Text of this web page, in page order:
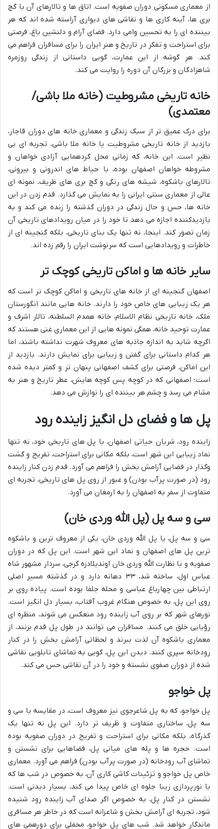
از معماری مسکونی دوران صفویه است. اتاق ها و تالارهای آن با گچ
بری ها، آینه کاری ها و نقاشی های دیواری آراسته شده اند که هر
بیننده ای را به تحسین وامی دارد. فضای آرام و دلنشین باغ، فرصتی
برای استراحت و تفکر در تاریخ و هنر ایران را برای مسافران فراهم می
کند. هر گوشه از این عمارت، گویی داستانی از زندگی روزمره
شاهزادگان و بزرگان آن دوره را روایت می کند.
خانه تاریخی مشروطیت (خانه ملا باشی/
معتمدی)
برای درک عمیق تر از سبک زندگی و معماری خانه های دوران قاجار،
بازدید از خانه تاریخی مشروطیت یا خانه ملا باشی، تجربه ای بی
نظیر است. این خانه، که زمانی محل گردهمایی آزادی خواهان و
مشروطه خواهان اصفهان بوده، با حیاط های اندرونی و بیرونی،
تالارهای باشکوه، شیشه های رنگی و گچ بری های ظریف، نمونه ای
عالی از معماری سنتی ایرانی را به نمایش می گذارد. قدم زدن در این
خانه ها، حس و حال زندگی در دوران گذشته را زنده می کند و به
بازدیدکننده اجازه می دهد تا خود را در میان رویدادهای تاریخی آن
زمان تصور کند. اینجا، نه تنها یک بنای تاریخی، بلکه گنجینه ای از
خاطرات و رویدادهایی است که سرنوشت ایران را رقم زده اند.
سایر خانه ها و اماکن تاریخی کوچک تر
اصفهان گنجینه ای از خانه های تاریخی و اماکن کوچک تر است که
هر یک زیبایی های خاص خود را دارند. خانه هایی مانند انگورستان
ملک، خانه تاریخی نظام الاسلام، خانه همدم السلطنه، تالار اشرف و
عمارت توحید خانه، همگی نمونه هایی از این معماری غنی هستند که
اگرچه شاید به اندازه جاذبه های معروف شهرت نداشته باشند، اما
هر کدام داستانی برای گفتن و زیبایی برای نمایش دارند. بازدید از
این اماکن، فرصتی برای کشف اصفهانی پنهان تر و کمتر دیده شده
است؛ اصفهانی که در کوچه پس کوچه هایش، عطر تاریخ و هنر به
مشام می رسد و چشم هر بیننده ای را نوازش می دهد.
پل ها و فضای دل انگیز زاینده رود
زاینده رود، شریان حیاتی اصفهان، با پل های تاریخی خود، نه تنها
نماد زیبایی این شهر است، بلکه مکانی برای استراحت، تفریح و گشت
وگذار در فضایی آرامش بخش را فراهم می آورد. قدم زدن کنار زاینده
رود (در صورت پرآب بودن) و عبور از روی پل های تاریخی، تجربه ای
متفاوت از سفر به اصفهان را به ارمغان می آورد.
سی و سه پل (پل الله وردی خان)
سی و سه پل، یا پل الله وردی خان، یکی از معروف ترین و باشکوه
ترین پل های اصفهان و نماد این شهر است. این پل که در دوران
صفویه و با نظارت الله وردی خان اوندیلادزه گرجی، سردار مشهور شاه
عباس اول، ساخته شد، ۳۳ دهانه دارد و در گذشته مسیر اصلی
ارتباطی بین چهارباغ عباسی و محله جلفا بوده است. پیاده روی بر
روی این پل، به خصوص هنگام غروب آفتاب، بسیار دل انگیز است.
نورهای شهر که بر روی آب زاینده رود منعکس می شوند، منظره ای
رؤیایی خلق می کنند. مسافران می توانند در طول پل قدم بزنند، از
معماری باشکوه آن لذت ببرند و لحظاتی آرامش بخش را در کنار
رودخانه سپری کنند. دیدن این پل، گویی به تماشای تابلویی نقاشی
شده از دوران صفوی نشسته و خود را در آن نقاشی حس می کند.
پل خواجو
پل خواجو، که به پل شاعرجوی نیز معروف است، در مقایسه با سی و
سه پل، ساختاری متفاوت و ظریف تر دارد. این پل نه تنها یک
گذرگاه، بلکه مکانی برای استراحت و تفریح در دوران صفویه بوده
است. حجره ها و پله های میانی پل، فضاهایی برای نشستن و
تماشای آب رودخانه (در صورت پرآب بودن) فراهم می آورد. معماری
خاص پل خواجو و تزئینات کاشی کاری آن، به خصوص در شب ها که
با نورپردازی زیبا جلوه ای خاص پیدا می کند، بسیار دیدنی است.
نشستن در کنار پل، به خصوص اگر صدای آب زاینده رود شنیده
شود، تجربه ای آرامش بخش و شاعرانه است که در خاطر هر مسافری
ماندگار خواهد شد. شب های پل خواجو، محفلی برای دورهمی های